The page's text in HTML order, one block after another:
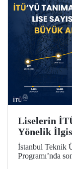
Liselerin
Yönelik
İstanbul Teknik
Programı’nda